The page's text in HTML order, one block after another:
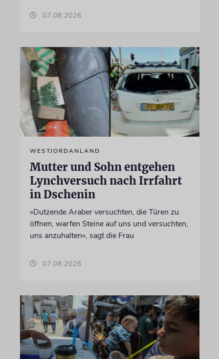
07.08.2026
WESTJORDANLAND
Mutter und Sohn entgehen
Lynchversuch nach Irrfahrt
in Dschenin
»Dutzende Araber versuchten, die Türen zu
öffnen, warfen Steine auf uns und versuchten,
uns anzuhalten«, sagt die Frau
07.08.2026